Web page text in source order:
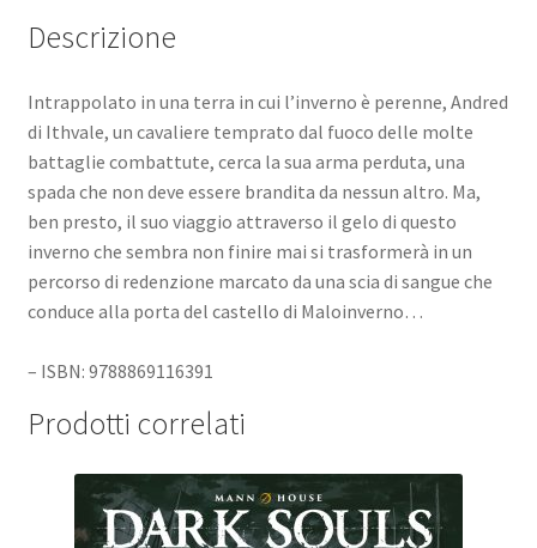
Descrizione
Intrappolato in una terra in cui l’inverno è perenne, Andred
di Ithvale, un cavaliere temprato dal fuoco delle molte
battaglie combattute, cerca la sua arma perduta, una
spada che non deve essere brandita da nessun altro. Ma,
ben presto, il suo viaggio attraverso il gelo di questo
inverno che sembra non finire mai si trasformerà in un
percorso di redenzione marcato da una scia di sangue che
conduce alla porta del castello di Maloinverno…
– ISBN: 9788869116391
Prodotti correlati